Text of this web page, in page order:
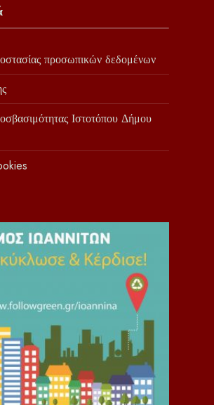
προσωπικών δεδομένων
Ιστοτόπου Δήμου